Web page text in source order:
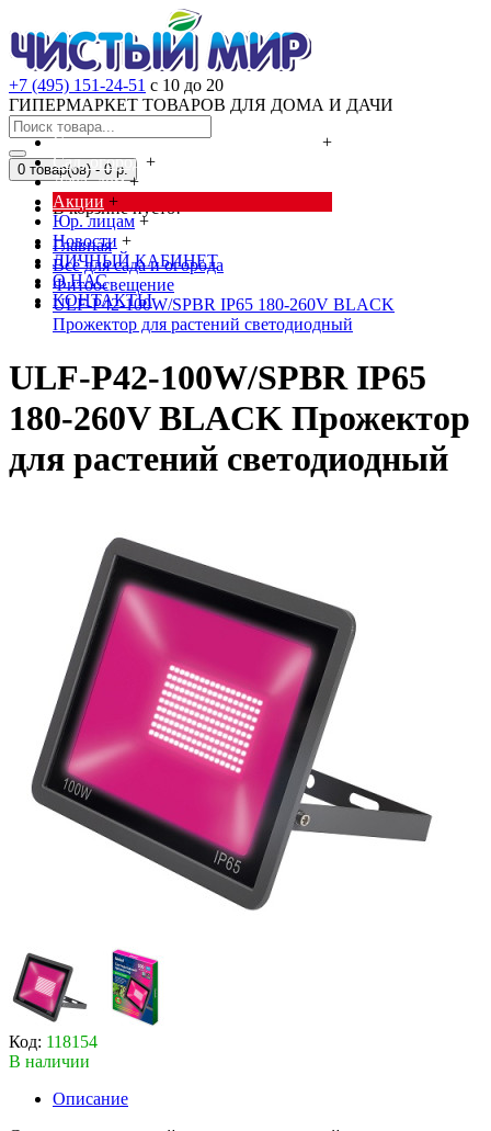
+7 (495) 151-24-51 с 10 до 20
ГИПЕРМАРКЕТ ТОВАРОВ ДЛЯ ДОМА И ДАЧИ
Cредства от насекомых и грызунов
+
Сад, огород +
Дача, дом +
Акции +
Юр. лицам +
Новости +
ЛИЧНЫЙ КАБИНЕТ
О НАС
КОНТАКТЫ
0 товар(ов) - 0 р.
В корзине пусто!
Главная
Всё для сада и огорода
Фитоосвещение
ULF-P42-100W/SPBR IP65 180-260V BLACK
Прожектор для растений светодиодный
ULF-P42-100W/SPBR IP65
180-260V BLACK Прожектор
для растений светодиодный
Код: 118154
В наличии
Описание